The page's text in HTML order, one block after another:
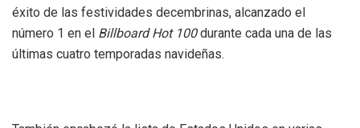
éxito de las festividades decembrinas, alcanzado el
número 1 en el Billboard Hot 100durante cada una de las
últimas cuatro temporadas navideñas.